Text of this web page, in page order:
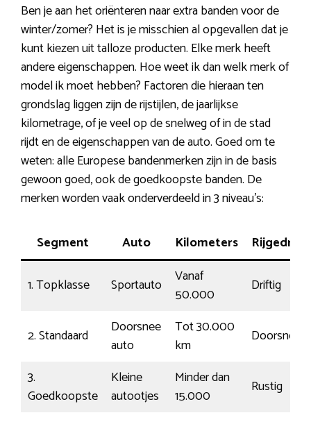
Ben je aan het oriënteren naar extra banden voor de
winter/zomer? Het is je misschien al opgevallen dat je
kunt kiezen uit talloze producten. Elke merk heeft
andere eigenschappen. Hoe weet ik dan welk merk of
model ik moet hebben? Factoren die hieraan ten
grondslag liggen zijn de rijstijlen, de jaarlijkse
kilometrage, of je veel op de snelweg of in de stad
rijdt en de eigenschappen van de auto. Goed om te
weten: alle Europese bandenmerken zijn in de basis
gewoon goed, ook de goedkoopste banden. De
merken worden vaak onderverdeeld in 3 niveau’s:
Segment Auto Kilometers Rijgedrag
1. Topklasse Sportauto
Vanaf
50.000
Driftig
2. Standaard
Doorsnee
auto
Tot 30.000
km
Doorsnee
3.
Goedkoopste
Kleine
autootjes
Minder dan
15.000
Rustig